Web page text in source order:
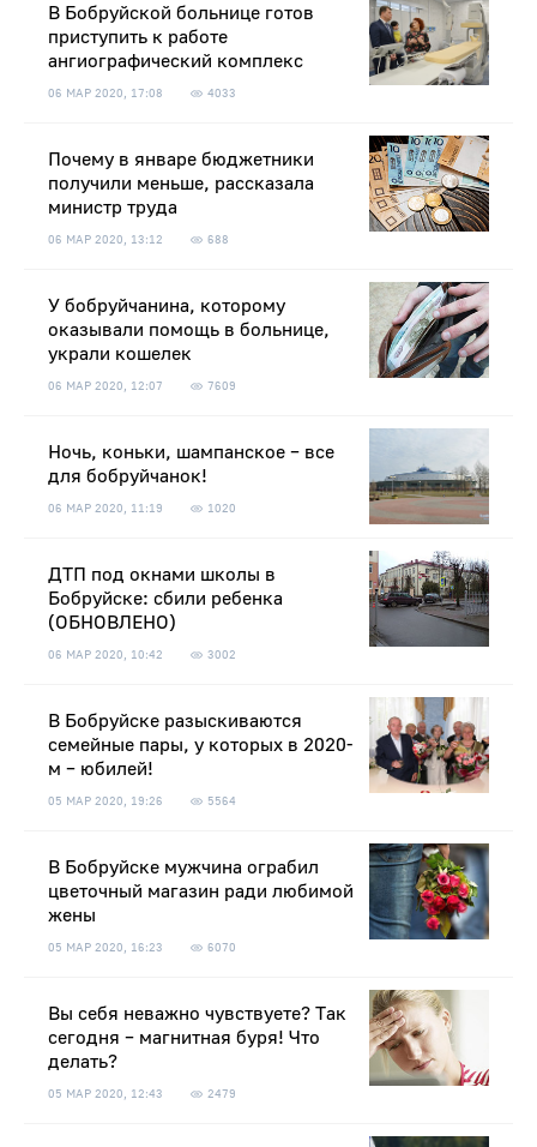
В Бобруйской больнице готов
приступить к работе
ангиографический комплекс
06 МАР 2020, 17:08 4033
Почему в январе бюджетники
получили меньше, рассказала
министр труда
06 МАР 2020, 13:12 688
У бобруйчанина, которому
оказывали помощь в больнице,
украли кошелек
06 МАР 2020, 12:07 7609
Ночь, коньки, шампанское – все
для бобруйчанок!
06 МАР 2020, 11:19 1020
ДТП под окнами школы в
Бобруйске: сбили ребенка
(ОБНОВЛЕНО)
06 МАР 2020, 10:42 3002
В Бобруйске разыскиваются
семейные пары, у которых в 2020-
м – юбилей!
05 МАР 2020, 19:26 5564
В Бобруйске мужчина ограбил
цветочный магазин ради любимой
жены
05 МАР 2020, 16:23 6070
Вы себя неважно чувствуете? Так
сегодня – магнитная буря! Что
делать?
05 МАР 2020, 12:43 2479